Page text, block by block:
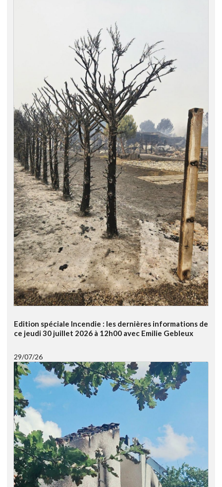
Edition spéciale Incendie : les dernières informations de
ce jeudi 30 juillet 2026 à 12h00 avec Emilie Gebleux
29/07/26